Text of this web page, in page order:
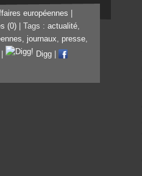
européennes
(0) | Tags : actualité
journaux presse
Digg